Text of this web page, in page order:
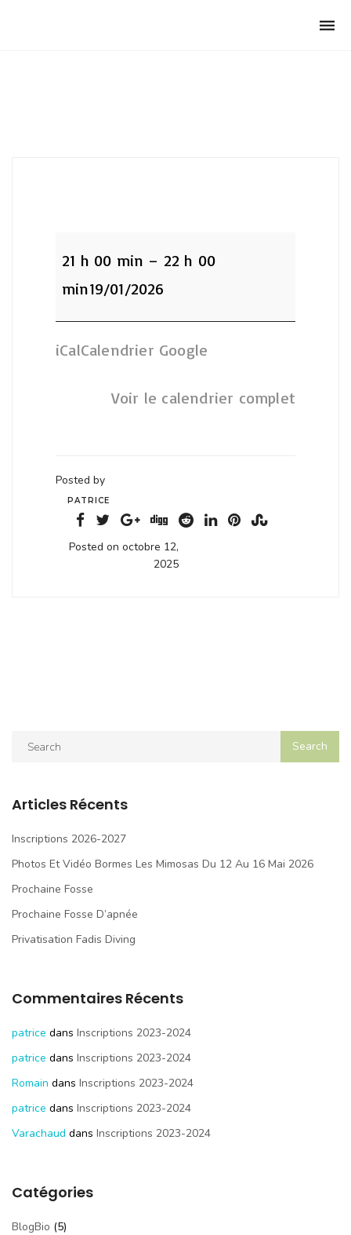
Plongée
21 h 00 min – 22 h 00
min19/01/2026
iCalCalendrier Google
Voir le calendrier complet
Posted by
PATRICE
Posted on octobre 12,
2025
Articles Récents
Inscriptions 2026-2027
Photos Et Vidéo Bormes Les Mimosas Du 12 Au 16 Mai 2026
Prochaine Fosse
Prochaine Fosse D’apnée
Privatisation Fadis Diving
Commentaires Récents
patrice dans Inscriptions 2023-2024
patrice dans Inscriptions 2023-2024
Romain dans Inscriptions 2023-2024
patrice dans Inscriptions 2023-2024
Varachaud dans Inscriptions 2023-2024
Catégories
BlogBio (5)